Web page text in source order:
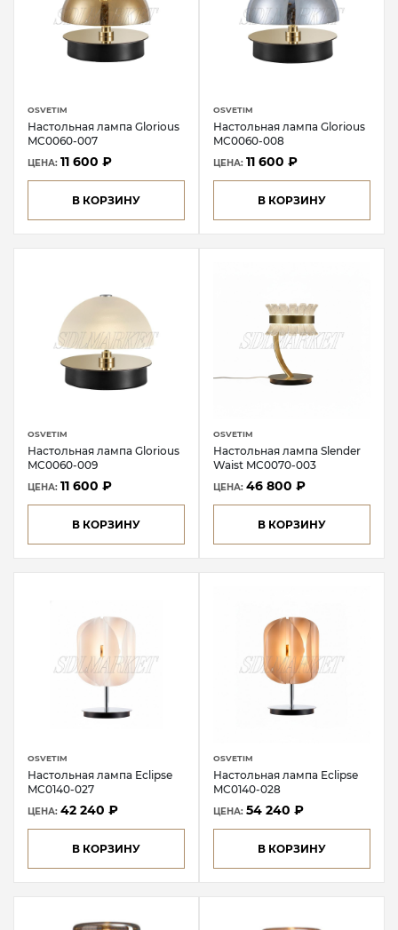
OSVETIM
Настольная лампа Glorious
MC0060-007
ЦЕНА: 11 600 ₽
В КОРЗИНУ
OSVETIM
Настольная лампа Glorious
MC0060-008
ЦЕНА: 11 600 ₽
В КОРЗИНУ
OSVETIM
Настольная лампа Glorious
MC0060-009
ЦЕНА: 11 600 ₽
В КОРЗИНУ
OSVETIM
Настольная лампа Slender
Waist MC0070-003
ЦЕНА: 46 800 ₽
В КОРЗИНУ
OSVETIM
Настольная лампа Eclipse
MC0140-027
ЦЕНА: 42 240 ₽
В КОРЗИНУ
OSVETIM
Настольная лампа Eclipse
MC0140-028
ЦЕНА: 54 240 ₽
В КОРЗИНУ